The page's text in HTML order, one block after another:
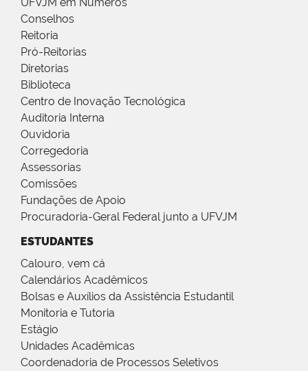
Conselhos
Reitoria
Pró-Reitorias
Diretorias
Biblioteca
Centro de Inovação Tecnológica
Auditoria Interna
Ouvidoria
Corregedoria
Assessorias
Comissões
Fundações de Apoio
Procuradoria-Geral Federal junto a UFVJM
ESTUDANTES
Calouro, vem cá
Calendários Acadêmicos
Bolsas e Auxílios da Assistência Estudantil
Monitoria e Tutoria
Estágio
Unidades Acadêmicas
Coordenadoria de Processos Seletivos